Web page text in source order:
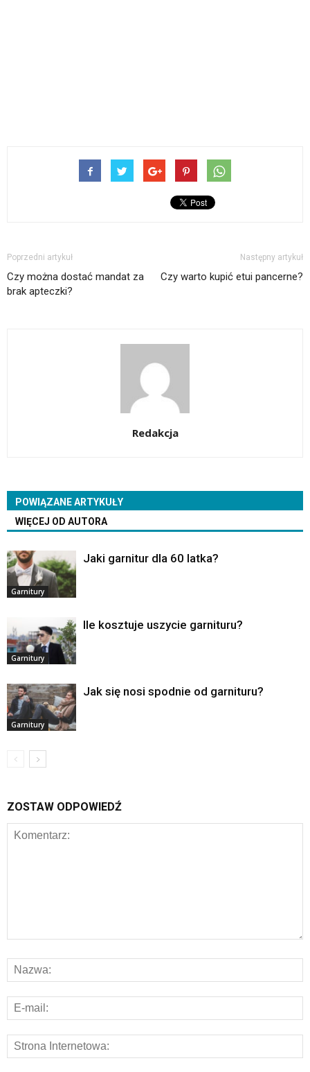
Poprzedni artykuł
Czy można dostać mandat za
brak apteczki?
Następny artykuł
Czy warto kupić etui pancerne?
Redakcja
POWIĄZANE ARTYKUŁY
WIĘCEJ OD AUTORA
Garnitury
Jaki garnitur dla 60 latka?
Garnitury
Ile kosztuje uszycie garnituru?
Garnitury
Jak się nosi spodnie od garnituru?
ZOSTAW ODPOWIEDŹ